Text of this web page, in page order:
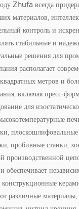
Zhufa всегда
материалов,
контроль и
стабильные и
решения для
располагает
метров и
включая пресс-
для
плоскошлифовальные
пробивные станки,
производственной
обеспечивает
различные материалы,